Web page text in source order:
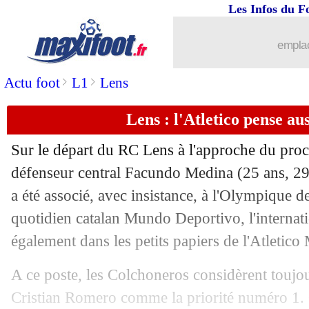
Actu foot> L1 > Lens
Les Infos du
Lens : l'Atletico pense
Sur le départ du RC Lens à l'approche du
défenseur central Facundo Medina (25 ans,
a été associé, avec insistance, à l'Olympique
quotidien catalan Mundo Deportivo,
également dans les petits papiers de l'Atletico
A ce poste, les Colchoneros considèrent
Cristian Romero comme la priorité numéro 1.
PSG-Inter : Marchisio donne un
22/05 Arsenal: un titre, une urgence pour
22/05 PSG: la C1 immortalisée à l'Arc de
22/05 Barça: les demandes de Yamal, Deco
22/05 Angers : Niane suspendu 2 ans pour
22/05 Trophées UNFP: De Zerbi absent,
22/05 ASSE : un possible repêchage en